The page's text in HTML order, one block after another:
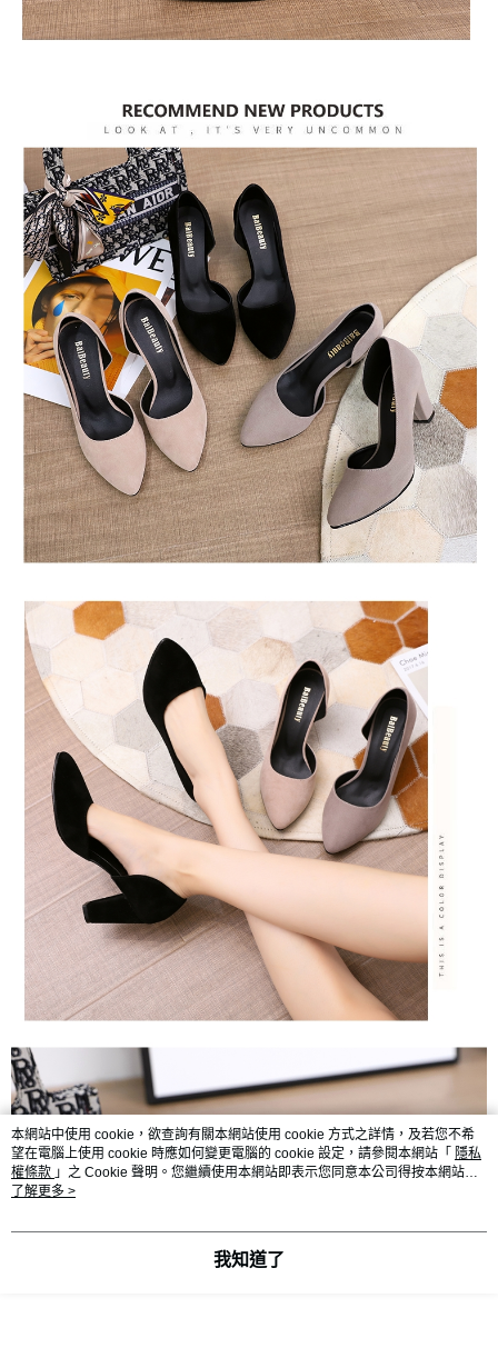
本網站中使用 cookie，欲查詢有關本網站使用 cookie 方式之詳情，及若您不希
望在電腦上使用 cookie 時應如何變更電腦的 cookie 設定，請參閱本網站「 隱私
權條款 」之 Cookie 聲明。您繼續使用本網站即表示您同意本公司得按本網站使
用條款之 Cookie 聲明使用 cookie。
了解更多 >
我知道了